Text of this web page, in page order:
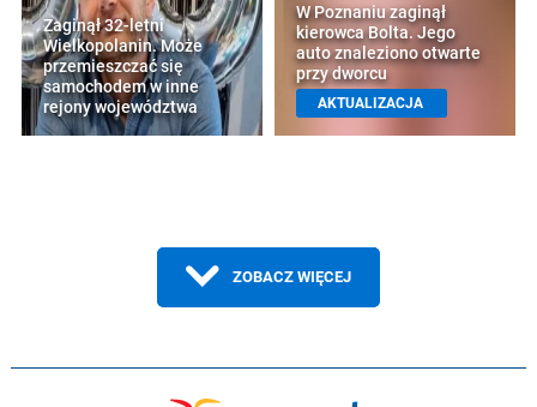
Zaginął 32-letni
Wielkopolanin. Może
przemieszczać się
samochodem w inne
rejony województwa
W Poznaniu zaginął
kierowca Bolta. Jego
auto znaleziono otwarte
przy dworcu
AKTUALIZACJA
ZOBACZ WIĘCEJ